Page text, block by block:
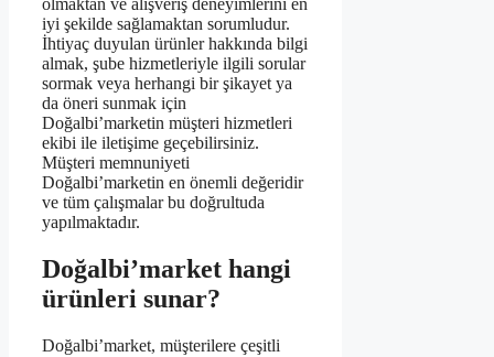
olmaktan ve alışveriş deneyimlerini en
iyi şekilde sağlamaktan sorumludur.
İhtiyaç duyulan ürünler hakkında bilgi
almak, şube hizmetleriyle ilgili sorular
sormak veya herhangi bir şikayet ya
da öneri sunmak için
Doğalbi’marketin müşteri hizmetleri
ekibi ile iletişime geçebilirsiniz.
Müşteri memnuniyeti
Doğalbi’marketin en önemli değeridir
ve tüm çalışmalar bu doğrultuda
yapılmaktadır.
Doğalbi’market hangi
ürünleri sunar?
Doğalbi’market, müşterilere çeşitli